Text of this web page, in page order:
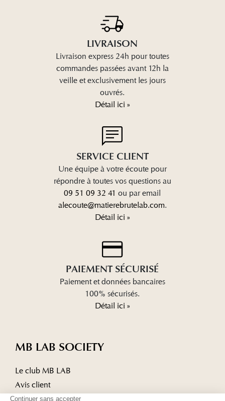
LIVRAISON
Livraison express 24h pour toutes
commandes passées avant 12h la
veille et exclusivement les jours
ouvrés.
Détail ici »
SERVICE CLIENT
Une équipe à votre écoute pour
répondre à toutes vos questions au
09 51 09 32 41 ou par email
alecoute@matierebrutelab.com.
Détail ici »
PAIEMENT SÉCURISÉ
Paiement et données bancaires
100% sécurisés.
Détail ici »
MB LAB SOCIETY
Le club MB LAB
Avis client